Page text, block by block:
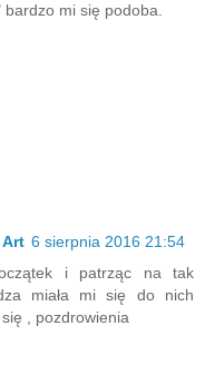
mi się podoba.
6 sierpnia 2016 21:54
i patrząc na tak
miała mi się do nich
, pozdrowienia